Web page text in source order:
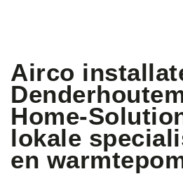
Airco
Home-
lokale
en